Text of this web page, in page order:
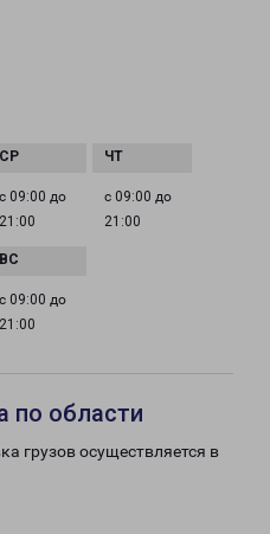
с 09:00 до
21:00
с 09:00 до
21:00
с 09:00 до
21:00
по области
грузов осуществляется в